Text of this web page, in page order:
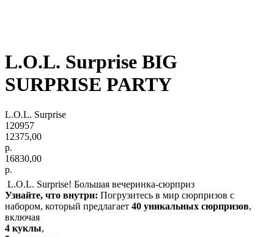
L.O.L. Surprise BIG
SURPRISE PARTY
L.O.L. Surprise
120957
12375,00
р.
16830,00
р.
L.O.L. Surprise! Большая вечеринка-сюрприз
Узнайте, что внутри: Погрузитесь в мир сюрпризов с
набором, который предлагает 40 уникальных сюрпризов,
включая
4 куклы,